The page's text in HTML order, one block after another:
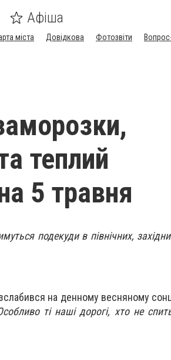
Афіша
міста Довідкова Фотозвіти
теплий
5 травня
подекуди в північних,
на денному весняному
ті наші дорогі, хто не